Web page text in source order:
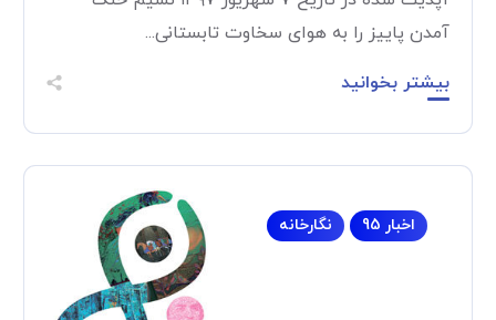
آمدن پاییز را به هوای سخاوت تابستانی...
بیشتر بخوانید
اخبار 95 نگارخانه